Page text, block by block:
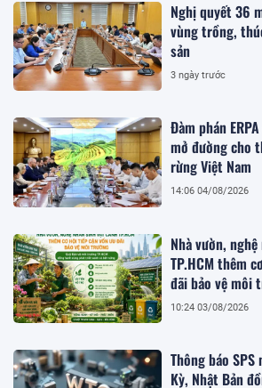
Nghị quyết 36
vùng trồng,
sản
3 ngày trước
Đàm phán
mở đường cho
rừng Việt Nam
14:06 04/08/2026
Nhà vườn,
TP.HCM thêm
đãi bảo vệ môi
10:24 03/08/2026
Thông báo SPS
Kỳ, Nhật Bản